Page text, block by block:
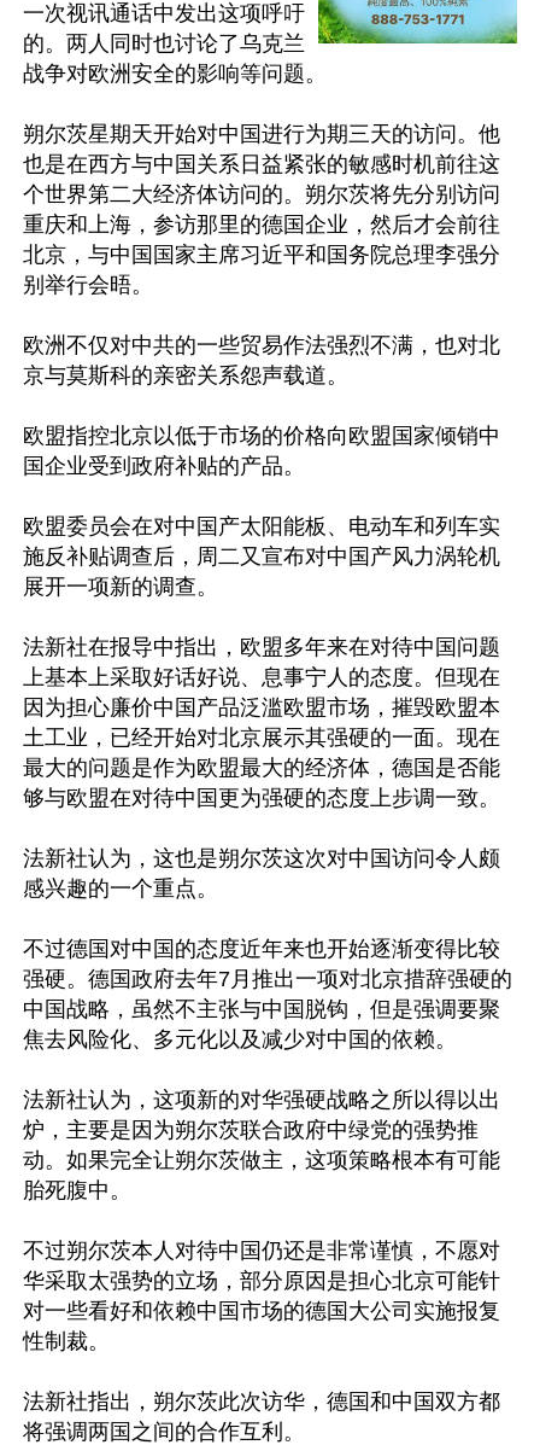
一次视讯通话中发出这项呼吁
的。两人同时也讨论了乌克兰
战争对欧洲安全的影响等问题。
朔尔茨星期天开始对中国进行为期三天的访问。他
也是在西方与中国关系日益紧张的敏感时机前往这
个世界第二大经济体访问的。朔尔茨将先分别访问
重庆和上海，参访那里的德国企业，然后才会前往
北京，与中国国家主席习近平和国务院总理李强分
别举行会晤。
欧洲不仅对中共的一些贸易作法强烈不满，也对北
京与莫斯科的亲密关系怨声载道。
欧盟指控北京以低于市场的价格向欧盟国家倾销中
国企业受到政府补贴的产品。
欧盟委员会在对中国产太阳能板、电动车和列车实
施反补贴调查后，周二又宣布对中国产风力涡轮机
展开一项新的调查。
法新社在报导中指出，欧盟多年来在对待中国问题
上基本上采取好话好说、息事宁人的态度。但现在
因为担心廉价中国产品泛滥欧盟市场，摧毁欧盟本
土工业，已经开始对北京展示其强硬的一面。现在
最大的问题是作为欧盟最大的经济体，德国是否能
够与欧盟在对待中国更为强硬的态度上步调一致。
法新社认为，这也是朔尔茨这次对中国访问令人颇
感兴趣的一个重点。
不过德国对中国的态度近年来也开始逐渐变得比较
强硬。德国政府去年7月推出一项对北京措辞强硬的
中国战略，虽然不主张与中国脱钩，但是强调要聚
焦去风险化、多元化以及减少对中国的依赖。
法新社认为，这项新的对华强硬战略之所以得以出
炉，主要是因为朔尔茨联合政府中绿党的强势推
动。如果完全让朔尔茨做主，这项策略根本有可能
胎死腹中。
不过朔尔茨本人对待中国仍还是非常谨慎，不愿对
华采取太强势的立场，部分原因是担心北京可能针
对一些看好和依赖中国市场的德国大公司实施报复
性制裁。
法新社指出，朔尔茨此次访华，德国和中国双方都
将强调两国之间的合作互利。